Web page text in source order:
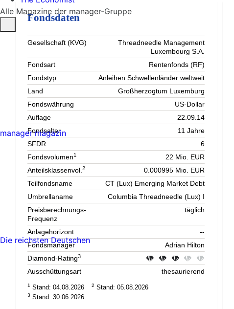
Fondsdaten
Gesellschaft (KVG)
Threadneedle Management
Luxembourg S.A.
Fondsart
Rentenfonds (RF)
Fondstyp
Anleihen Schwellenländer weltweit
Land
Großherzogtum Luxemburg
Fondswährung
US-Dollar
Auflage
22.09.14
Fondsalter
11 Jahre
SFDR
6
Fondsvolumen1
22 Mio. EUR
Anteilsklassenvol.2
0.000995 Mio. EUR
Teilfondsname
CT (Lux) Emerging Market Debt
Umbrellaname
Columbia Threadneedle (Lux) I
Preisberechnungs-
Frequenz
täglich
Anlagehorizont
--
Fondsmanager
Adrian Hilton
Diamond-Rating3
Ausschüttungsart thesaurierend
1 Stand: 04.08.2026 2 Stand: 05.08.2026
3 Stand: 30.06.2026
Alle Magazine der manager-Gruppe
manager magazin
Die reichsten Deutschen